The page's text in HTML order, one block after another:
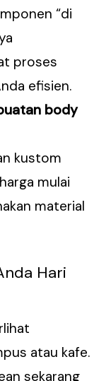
“di
proses
efisien.
body
kustom
mulai
material
Hari
atau kafe.
sekarang